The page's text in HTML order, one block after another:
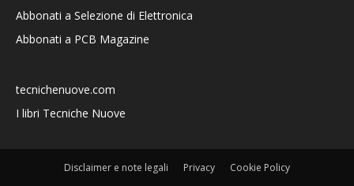
Abbonati a Selezione di Elettronica
Abbonati a PCB Magazine
tecnichenuove.com
I libri Tecniche Nuove
Disclaimer e note legali Privacy Cookie Policy